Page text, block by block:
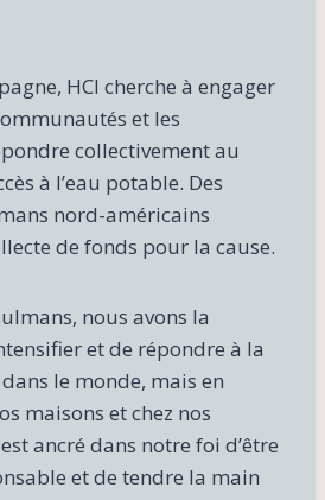
HCI cherche à engager
et les
collectivement au
à l’eau potable. Des
nord-américains
de fonds pour la cause.
nous avons la
et de répondre à la
le monde, mais en
maisons et chez nos
ancré dans notre foi d’être
et de tendre la main